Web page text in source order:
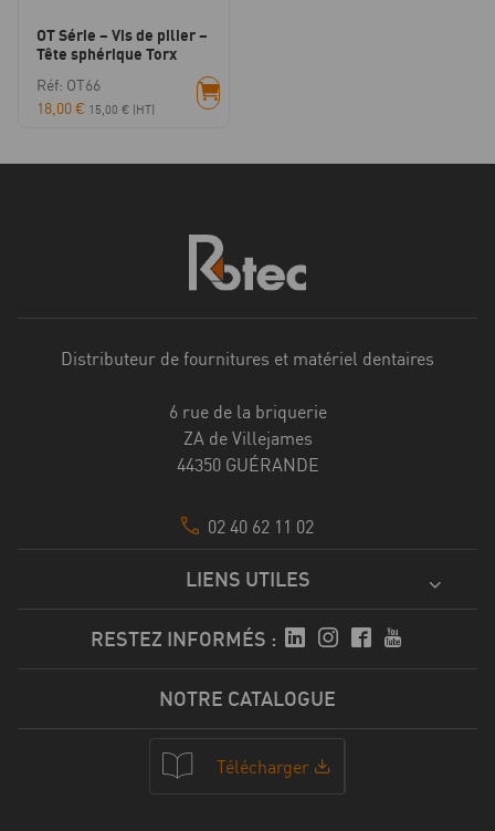
OT Série – Vis de pilier –
Tête sphérique Torx
Réf: OT66
18,00€ 15,00 € (HT)
Distributeur de fournitures et matériel dentaires
6 rue de la briquerie
ZA de Villejames
44350 GUÉRANDE
02 40 62 11 02
LIENS UTILES
RESTEZ INFORMÉS :
NOTRE CATALOGUE
Télécharger